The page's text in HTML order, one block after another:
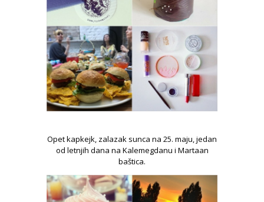
Opet kapkejk, zalazak sunca na 25. maju, jedan
od letnjih dana na Kalemegdanu i Martaan
baštica.